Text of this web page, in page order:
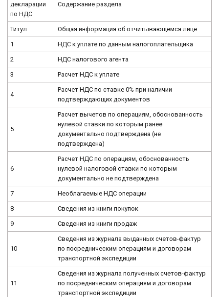
декларации
по НДС
Содержание раздела
Титул Общая информация об отчитывающемся лице
1 НДС к уплате по данным налогоплательщика
2 НДС налогового агента
3 Расчет НДС к уплате
4
Расчет НДС по ставке 0% при наличии
подтверждающих документов
5
Расчет вычетов по операциям, обоснованность
нулевой ставки по которым ранее
документально подтверждена (не
подтверждена)
6
Расчет НДС по операциям, обоснованность
нулевой налоговой ставки по которым
документально не подтверждена
7 Необлагаемые НДС операции
8 Сведения из книги покупок
9 Сведения из книги продаж
10
Сведения из журнала выданных счетов-фактур
по посредническим операциям и договорам
транспортной экспедиции
11
Сведения из журнала полученных счетов-фактур
по посредническим операциям и договорам
транспортной экспедиции